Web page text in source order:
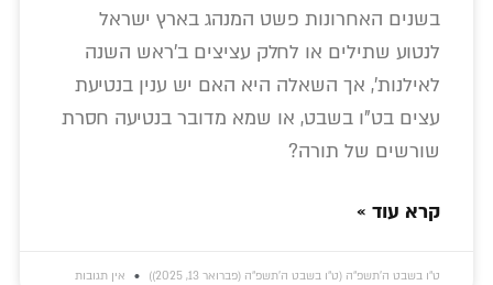
בשנים האחרונות פשט המנהג בארץ ישראל
לנטוע שתילים או לחלק עציצים ב'ראש השנה
לאילנות', אך השאלה היא האם יש ענין בנטיעת
עצים בט"ו בשבט, או שמא מדובר בנטיעה חסרת
שורשים של תורה?
קרא עוד »
ט״ו בשבט ה׳תשפ״ה (ט״ו בשבט ה׳תשפ״ה (פברואר 13, 2025)) אין תגובות